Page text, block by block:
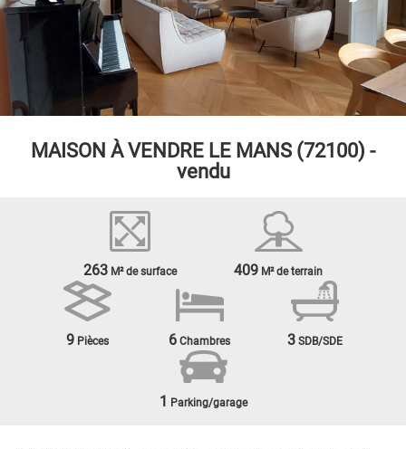
MAISON À VENDRE LE MANS (72100) -
vendu
263 M² de surface 409 M² de terrain
9 Pièces 6 Chambres 3 SDB/SDE
1 Parking/garage